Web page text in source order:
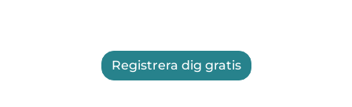
Registrera dig gratis